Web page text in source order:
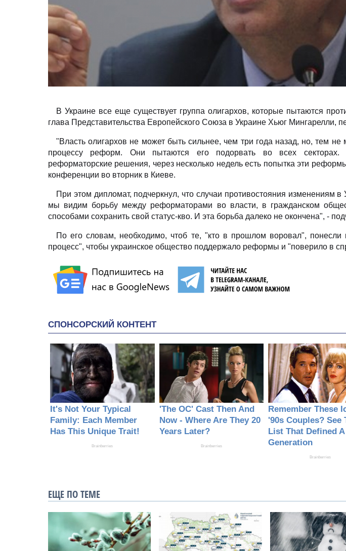
В Украине все еще существует группа олигархов, которые пытаются
глава Представительства Европейского Союза в Украине Хьюг Мингарелли,
"Власть олигархов не может быть сильнее, чем три года назад, но, тем
процессу реформ. Они пытаются его подорвать во всех секторах.
реформаторские решения, через несколько недель есть попытка эти
конференции во вторник в Киеве.
При этом дипломат, подчеркнул, что случаи противостояния изменениям
мы видим борьбу между реформаторами во власти, в гражданском
способами сохранить свой статус-кво. И эта борьба далеко не окончена", -
По его словам, необходимо, чтоб те, "кто в прошлом воровал", понесли
процесс", чтобы украинское общество поддержало реформы и "поверило в
ЕЩЕ ПО ТЕМЕ